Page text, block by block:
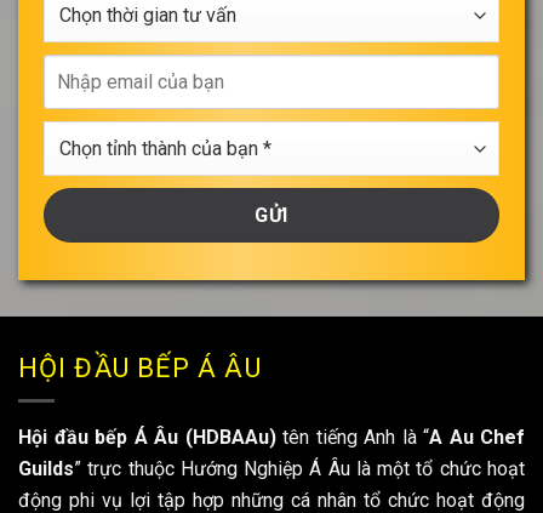
thời
gian
tư
vấnemail
của
bạn
tỉnh
thành
của
bạn
HỘI ĐẦU BẾP Á ÂU
Hội đầu bếp Á Âu (HDBAAu)tên tiếng Anh là “A Au Chef
Guilds” trực thuộc Hướng Nghiệp Á Âu là một tổ chức hoạt
động phi vụ lợi tập hợp những cá nhân tổ chức hoạt động